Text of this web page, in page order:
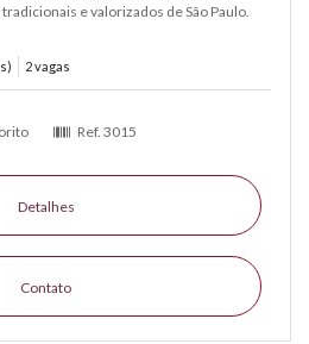
e valorizados de São Paulo.
2 vagas
Ref. 3015
Detalhes
Contato